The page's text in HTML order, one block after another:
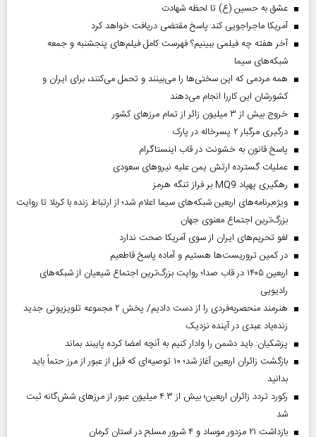
عشق به حسین (ع) تا لحظه شهادت
آمریکا ماجراجویی کند پاسخ مقتضی دریافت خواهد کرد
آخر هفته چه فیلمی ببینیم؟ فهرست کامل فیلم‌های پنجشنبه و جمعه
شبکه‌های سیما
همه مردمی که این سختی‌ها را می‌بینند و تحمل می‌کنند، برای ایران و
کشورشان این کاررا انجام می‌دهند
خروج بیش از ۳ میلیون زائر از تمام مرز‌های کشور
درگیری مرگبار ۲ پسرخاله در پارک
پاسخ قانون به خشونت در قاب اینستاگرام
عملیات گسترده ارتش یمن علیه نیروهای سعودی
رهگیری پهپاد MQ9 بر فراز تنگه هرمز
ویژه‌برنامه‌های اربعین شبکه‌های سیما اعلام شد؛ از ارتباط زنده با کربلا تا روایت
بزرگ‌ترین اجتماع معنوی جهان
لغو تحریم‌های ایران از سوی آمریکا صحت ندارد
در کمین تروریست‌ها هستیم و آماده پاسخ قاطعیم
اربعین ۱۴۰۵ در قاب صدا؛ روایت بزرگ‌ترین اجتماع شیعیان از شبکه‌های
رادیویی
هنرمند منحصر‌به‌فردی را از دست دادیم/ پخش ۲ مجموعه تلویزیونی جدید
زنده‌یاد عبدی در آینده نزدیک
پزشکیان: باید دشمن را وادار کنیم به آنچه امضا کرده پایبند بماند
بازگشت زائران اربعین آغاز شد؛ ۱۰ توصیه‌ای که قبل از عبور از مرز حتماً باید
بدانید
رکورد تردد زائران اربعین؛ بیش از ۴.۳ میلیون عبور از مرزهای شش‌گانه ثبت
شد
بازداشت ۲۱ مزدور موساد و ۴ شرور مسلح در استان کرمان